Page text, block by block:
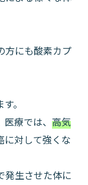
方にも酸素カプ
。
療では、 高気
に対して強くな
発生させた体に